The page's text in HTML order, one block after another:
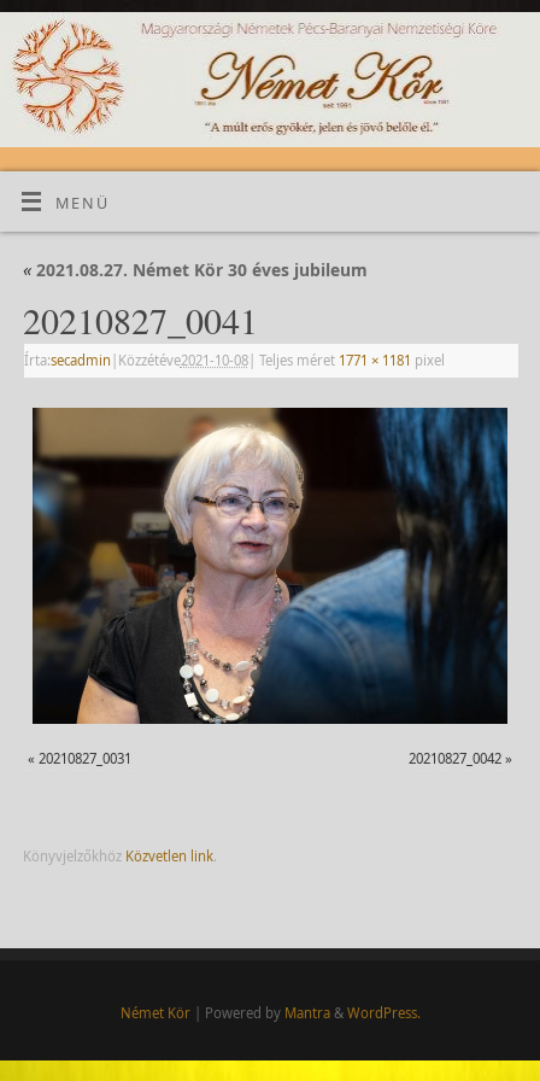
MENÜ
«2021.08.27. Német Kör 30 éves jubileum
20210827_0041
Írta:secadmin | Közzétéve2021-10-08| Teljes méret 1771 × 1181 pixel
« 20210827_0031 20210827_0042 »
Könyvjelzőkhöz Közvetlen link.
Német Kör| Powered by Mantra& WordPress.